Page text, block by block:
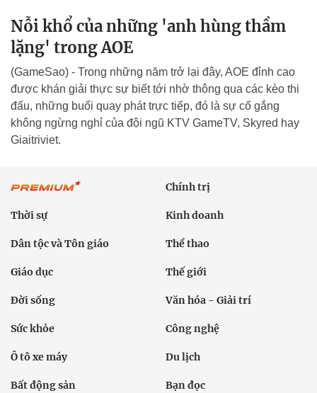
Nỗi khổ của những 'anh hùng thầm
lặng' trong AOE
(GameSao) - Trong những năm trở lại đây, AOE đỉnh cao
được khán giải thực sự biết tới nhờ thông qua các kèo thi
đấu, những buổi quay phát trực tiếp, đó là sự cố gắng
không ngừng nghỉ của đội ngũ KTV GameTV, Skyred hay
Giaitriviet.
Chính trị
Thời sự Kinh doanh
Dân tộc và Tôn giáo Thể thao
Giáo dục Thế giới
Đời sống Văn hóa - Giải trí
Sức khỏe Công nghệ
Ô tô xe máy Du lịch
Bất động sản Bạn đọc